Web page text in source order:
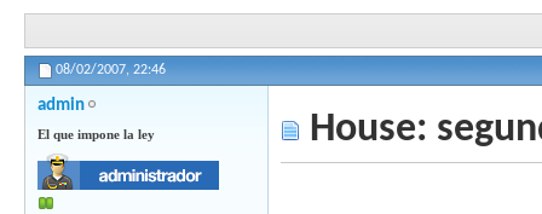
08/02/2007, 22:46
admin
El que impone la ley House: